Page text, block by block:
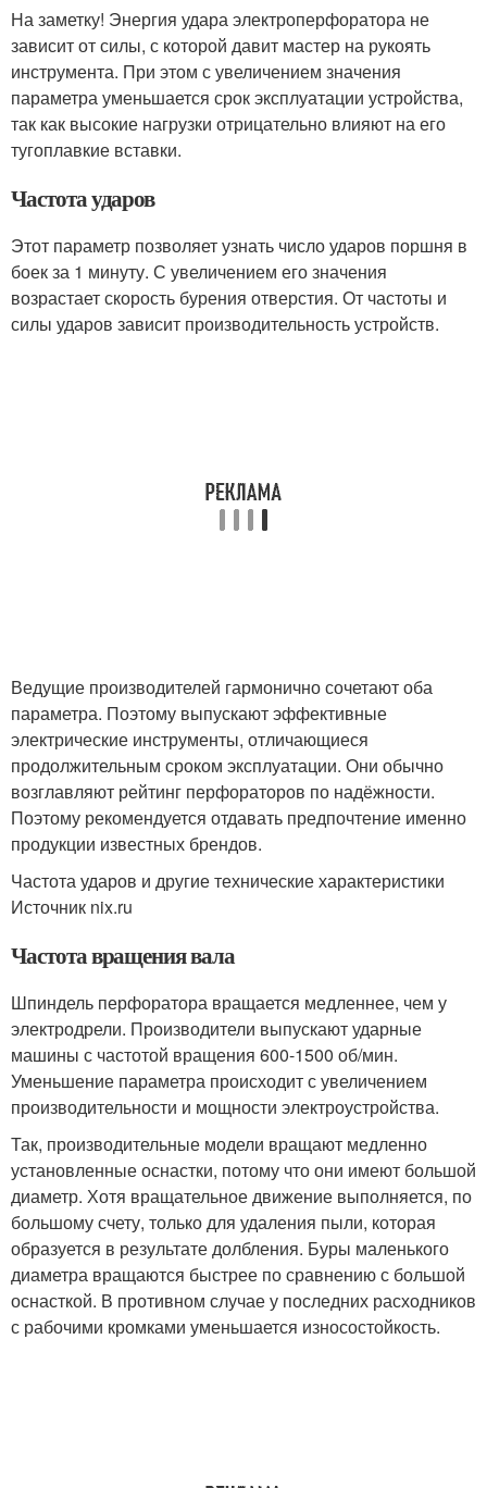
На заметку! Энергия удара электроперфоратора не
зависит от силы, с которой давит мастер на рукоять
инструмента. При этом с увеличением значения
параметра уменьшается срок эксплуатации устройства,
так как высокие нагрузки отрицательно влияют на его
тугоплавкие вставки.
Частота ударов
Этот параметр позволяет узнать число ударов поршня в
боек за 1 минуту. С увеличением его значения
возрастает скорость бурения отверстия. От частоты и
силы ударов зависит производительность устройств.
Ведущие производителей гармонично сочетают оба
параметра. Поэтому выпускают эффективные
электрические инструменты, отличающиеся
продолжительным сроком эксплуатации. Они обычно
возглавляют рейтинг перфораторов по надёжности.
Поэтому рекомендуется отдавать предпочтение именно
продукции известных брендов.
Частота ударов и другие технические характеристики
Источник nix.ru
Частота вращения вала
Шпиндель перфоратора вращается медленнее, чем у
электродрели. Производители выпускают ударные
машины с частотой вращения 600-1500 об/мин.
Уменьшение параметра происходит с увеличением
производительности и мощности электроустройства.
Так, производительные модели вращают медленно
установленные оснастки, потому что они имеют большой
диаметр. Хотя вращательное движение выполняется, по
большому счету, только для удаления пыли, которая
образуется в результате долбления. Буры маленького
диаметра вращаются быстрее по сравнению с большой
оснасткой. В противном случае у последних расходников
с рабочими кромками уменьшается износостойкость.